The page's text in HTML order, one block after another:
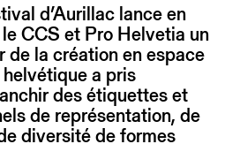
d’Aurillac lance en
CCS et Pro Helvetia un
de la création en espace
a pris
des étiquettes et
de représentation, de
diversité de formes